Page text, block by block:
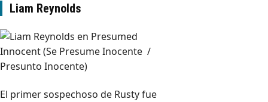
Liam Reynolds
El primer sospechoso de Rusty fue